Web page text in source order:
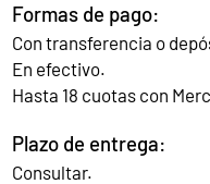
Formas de pago:
Con transferencia o
En efectivo.
Hasta 18 cuotas con
Plazo de entrega:
Consultar.